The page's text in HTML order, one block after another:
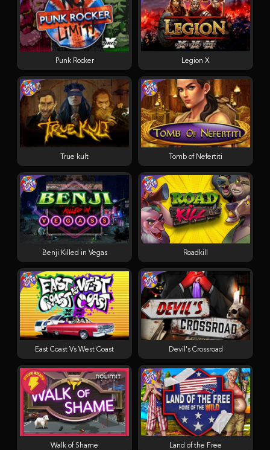
Roadkill
Land of the Free
Benji Killed in Vegas
Devil's Crossroad
Tomb of Nefertiti
Legion X
Punk Rocker
East Coast Vs West Coast
Walk of Shame
True kult